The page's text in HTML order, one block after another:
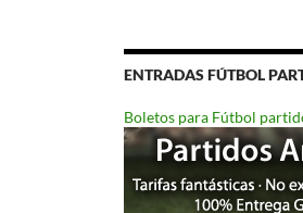
ENTRADAS FÚTBOL
Boletos para Fútbol